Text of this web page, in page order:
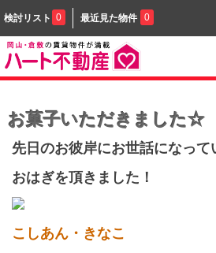
検討リスト 0 最近見た物件 0
お菓子いただきました☆
先日のお彼岸にお世話になって
おはぎを頂きました！
こしあん・きなこ